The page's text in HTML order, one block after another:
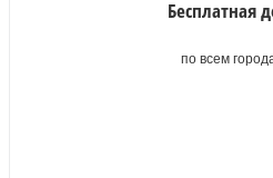
Бесплатная
по всем